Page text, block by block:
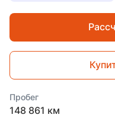
Пробег
148 861 км